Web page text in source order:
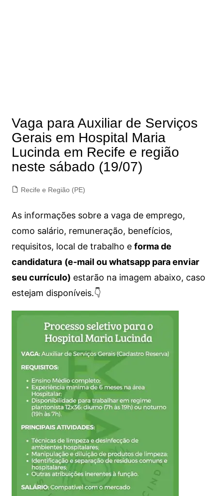
Vaga para Auxiliar de Serviços
Gerais em Hospital Maria
Lucinda em Recife e região
neste sábado (19/07)
Recife e Região (PE)
As informações sobre a vaga de emprego,
como salário, remuneração, benefícios,
requisitos, local de trabalho e forma de
candidatura (e-mail ou whatsapp para enviar
seu currículo) estarão na imagem abaixo, caso
estejam disponíveis.👇